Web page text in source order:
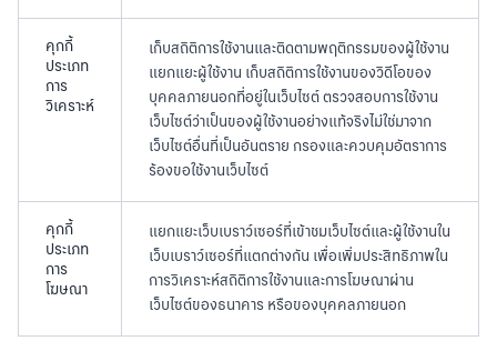
คุกกี้
ประเภท
การ
วิเคราะห์
เก็บสถิติการใช้งานและติดตามพฤติกรรมของผู้ใช้งาน
แยกแยะผู้ใช้งาน เก็บสถิติการใช้งานของวิดีโอของ
บุคคลภายนอกที่อยู่ในเว็บไซต์ ตรวจสอบการใช้งาน
เว็บไซต์ว่าเป็นของผู้ใช้งานอย่างแท้จริงไม่ใช่มาจาก
เว็บไซต์อื่นที่เป็นอันตราย กรองและควบคุมอัตราการ
ร้องขอใช้งานเว็บไซต์
คุกกี้
ประเภท
การ
โฆษณา
แยกแยะเว็บเบราว์เซอร์ที่เข้าชมเว็บไซต์และผู้ใช้งานใน
เว็บเบราว์เซอร์ที่แตกต่างกัน เพื่อเพิ่มประสิทธิภาพใน
การวิเคราะห์สถิติการใช้งานและการโฆษณาผ่าน
เว็บไซต์ของธนาคาร หรือของบุคคลภายนอก